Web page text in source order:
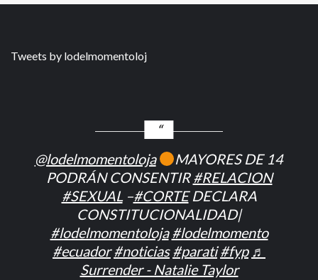
Tweets by lodelmomentoloj
@lodelmomentoloja
MAYORES DE 14
PODRÁN CONSENTIR#RELACION
#SEXUAL–#CORTEDECLARA
CONSTITUCIONALIDAD|
#lodelmomentoloja #lodelmomento
#ecuador #noticias #parati #fyp ♬
Surrender - Natalie Taylor